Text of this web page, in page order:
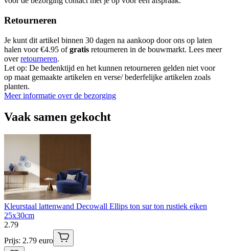
Retourneren
Je kunt dit artikel binnen 30 dagen na aankoop door ons op laten
halen voor €4.95 ofgratis retourneren in de bouwmarkt. Lees meer
overretourneren.
Let op: De bedenktijd en het kunnen retourneren gelden niet voor
op maat gemaakte artikelen en verse/ bederfelijke artikelen zoals
planten.
Meer informatie over de bezorging
Vaak samen gekocht
Kleurstaal lattenwand Decowall Ellips ton sur ton rustiek eiken
25x30cm
2.79
Prijs: 2.79 euro